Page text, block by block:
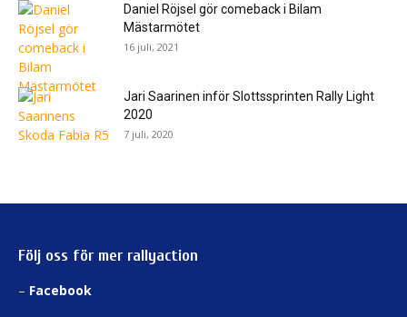
Daniel Röjsel gör comeback i Bilam
Mästarmötet
16 juli, 2021
Jari Saarinen inför Slottssprinten Rally Light
2020
7 juli, 2020
Följ oss för mer rallyaction
– Facebook